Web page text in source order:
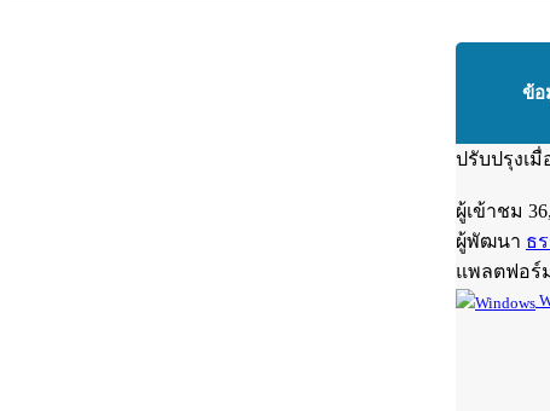
ข้อ
ปรับปรุงเมื่
ผู้เข้าชม
ผู้พัฒนา ธ
แพลตฟอร์